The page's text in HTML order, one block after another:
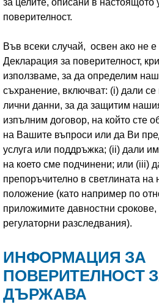
за целите, описани в настоящото
поверителност.
Във всеки случай, освен ако не е
Декларация за поверителност,
използваме, за да определим
съхранение, включват: (i) дали
лични данни, за да защитим
изпълним договор, на който сте
на Вашите въпроси или да Ви
услуга или поддръжка; (ii) дали
на което сме подчинени; или (iii)
препоръчително в светлината на
положение (като например по
приложимите давностни
регулаторни разследвания).
ИНФОРМАЦИЯ ЗА
ПОВЕРИТЕЛНОСТ
ДЪРЖАВА